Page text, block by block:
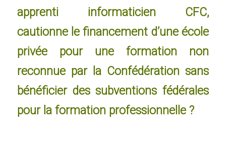
apprenti informaticien CFC,
cautionne le financement d’une école
privée pour une formation non
reconnue par la Confédération sans
bénéficier des subventions fédérales
pour la formation professionnelle ?